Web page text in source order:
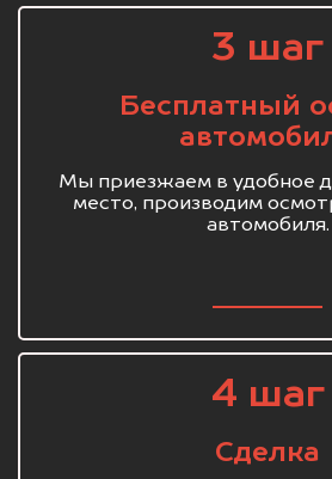
3 шаг
Бесплатный
Мы приезжаем в удобное
место, производим
автомобиля.
4 шаг
Сделка